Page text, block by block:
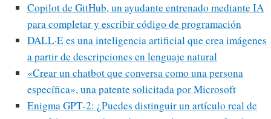
Copilot de GitHub, un ayudante entrenado mediante IA
para completar y escribir código de programación
DALL·E es una inteligencia artificial que crea imágenes
a partir de descripciones en lenguaje natural
«Crear un chatbot que conversa como una persona
específica», una patente solicitada por Microsoft
Enigma GPT-2: ¿Puedes distinguir un artículo real de